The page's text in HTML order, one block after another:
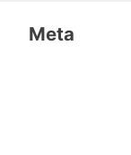
Meta